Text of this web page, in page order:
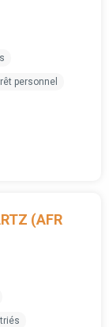
personnel
(AFR